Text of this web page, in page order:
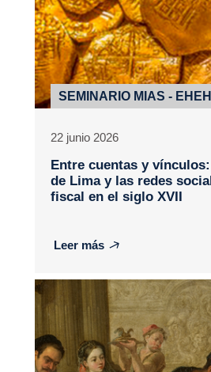
SEMINARIO MIAS - EHEHI
22 junio 2026
Entre cuentas y
de Lima y las redes
fiscal en el siglo XVII
Leer más